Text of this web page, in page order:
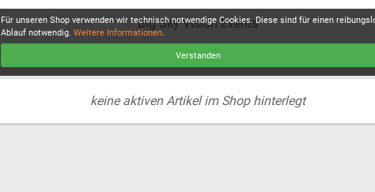
Big Sky Vision Events
keine aktiven Artikel im Shop hinterlegt
Für unseren Shop verwenden wir technisch notwendige Cookies. Diese sind für einen
Ablauf notwendig. Weitere Informationen.
Verstanden